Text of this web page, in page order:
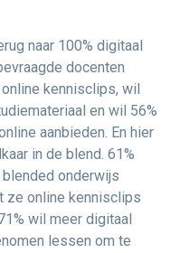
naar 100% digitaal
docenten
kennisclips, wil
en wil 56%
aanbieden. En hier
in de blend. 61%
onderwijs
ze online kennisclips
wil meer digitaal
lessen om te